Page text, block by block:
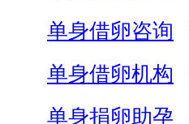
单身借卵咨询
单身借卵机构
单身捐卵助孕